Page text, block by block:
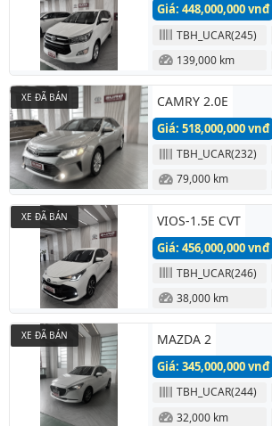
Giá: 448,000,000 vnđ
TBH_UCAR(245)
139,000 km
CAMRY 2.0E
Giá: 518,000,000 vnđ
TBH_UCAR(232)
79,000 km
XE ĐÃ BÁN
VIOS-1.5E CVT
Giá: 456,000,000 vnđ
TBH_UCAR(246)
38,000 km
XE ĐÃ BÁN
MAZDA 2
Giá: 345,000,000 vnđ
TBH_UCAR(244)
32,000 km
XE ĐÃ BÁN